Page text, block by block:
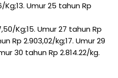
Umur 25 tahun Rp
Kg;15. Umur 27 tahun Rp
Rp 2.903,02/kg;17. Umur 29
30 tahun Rp 2.814.22/kg.